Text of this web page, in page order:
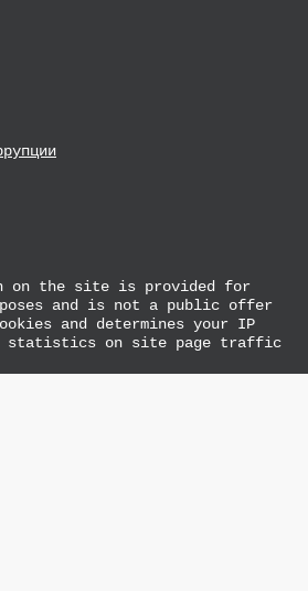
on the site is provided for
and is not a public offer
and determines your IP
statistics on site page traffic